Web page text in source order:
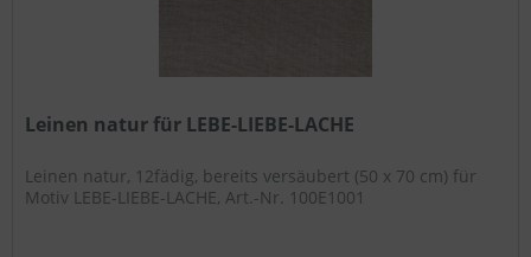
Leinen natur für LEBE-LIEBE-LACHE
Leinen natur, 12fädig, bereits versäubert (50 x 70 cm) für
Motiv LEBE-LIEBE-LACHE, Art.-Nr. 100E1001